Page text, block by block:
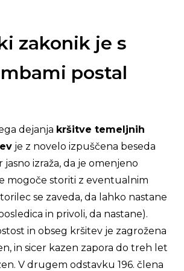
zakonik je s
postal
dejanja kršitve temeljnih
je z novelo izpuščena beseda
jasno izraža, da je omenjeno
mogoče storiti z eventualnim
se zaveda, da lahko nastane
in privoli, da nastane).
in obseg kršitev je zagrožena
in sicer kazen zapora do treh let
V drugem odstavku 196. člena